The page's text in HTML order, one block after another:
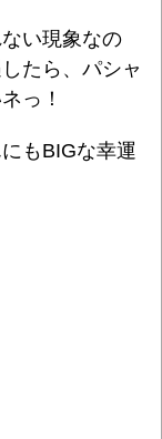
い現象なの
たら、パシャ
っ！
もBIGな幸運